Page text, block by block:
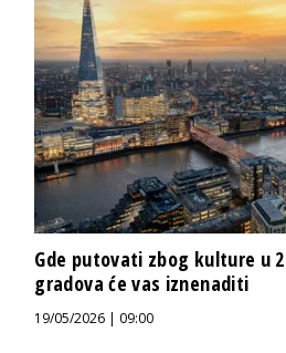
Gde putovati zbog kulture u
gradova će vas iznenaditi
19/05/2026 | 09:00